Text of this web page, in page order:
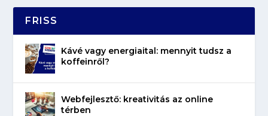
FRISS
Kávé vagy energiaital: mennyit tudsz a
koffeinről?
Webfejlesztő: kreativitás az online
térben